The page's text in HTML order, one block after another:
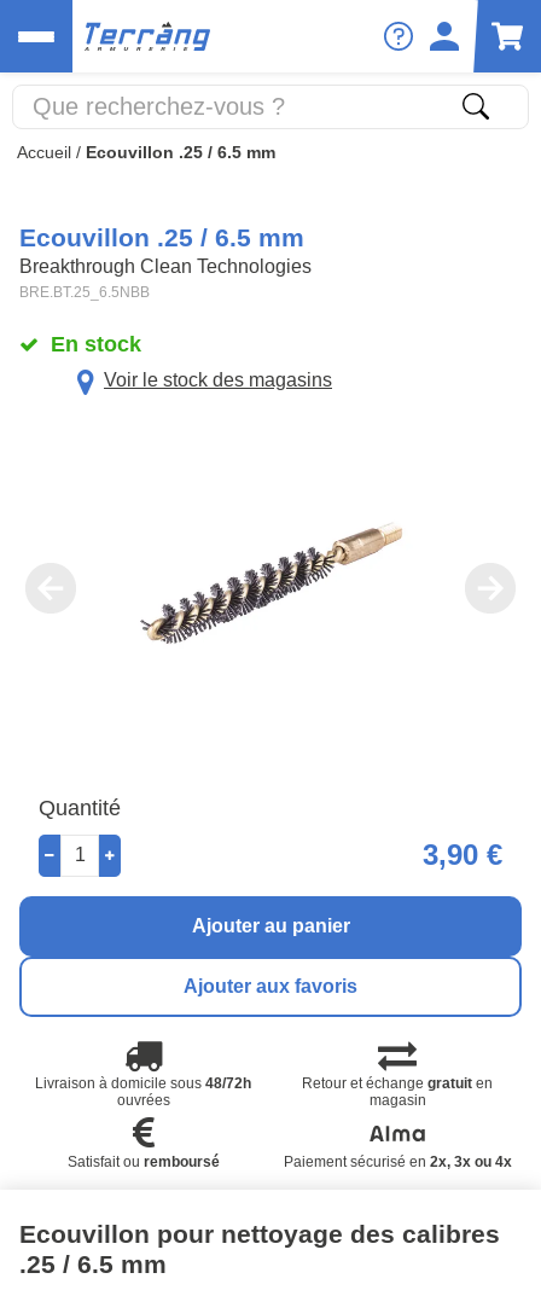
Accueil / Ecouvillon .25 / 6.5 mm
Ecouvillon .25 / 6.5 mm
Breakthrough Clean Technologies
BRE.BT.25_6.5NBB
En stock
Voir le stock des magasins
Quantité
3,90 €
Ajouter au panier
Ajouter aux favoris
Livraison à domicile sous48/72h
ouvrées
Retour et échangegratuit en
magasin
Satisfait ou remboursé Paiement sécurisé en 2x, 3x ou 4x
Ecouvillon pour nettoyage des calibres
.25 / 6.5 mm